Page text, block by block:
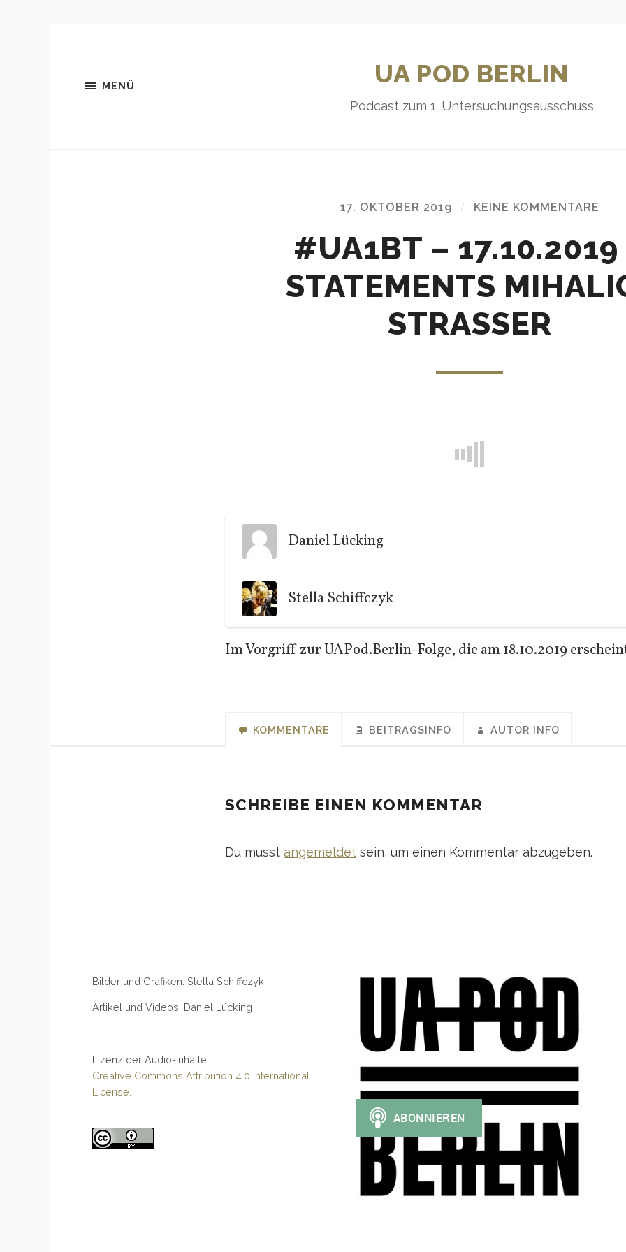
MENÜ UA POD BERLIN
Podcast zum 1. Untersuchungsausschuss
17. OKTOBER 2019 / KEINE KOMMENTARE
#UA1BT – 17.10.2019
STATEMENTS
STRASSER
Daniel Lücking
Stella Schiffczyk
Im Vorgriff zur UAPod.Berlin-Folge, die am 18.10.2019
KOMMENTARE BEITRAGSINFO AUTOR INFO
SCHREIBE EINEN KOMMENTAR
Du musst angemeldet sein, um einen Kommentar abzugeben.
Bilder und Grafiken: Stella Schiffczyk
Artikel und Videos: Daniel Lücking
Lizenz der Audio-Inhalte:
Creative Commons Attribution 4.0 International
License.